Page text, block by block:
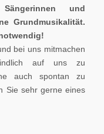
und
Grundmusikalität.
bei uns mitmachen
auf uns zu
auch spontan zu
Sie sehr gerne eines